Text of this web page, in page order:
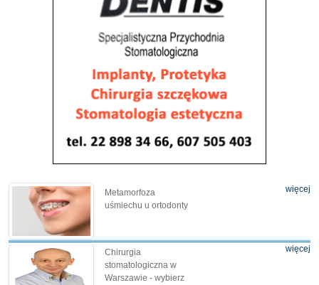
Metamorfoza
uśmiechu u ortodonty
więcej
Chirurgia
stomatologiczna w
Warszawie - wybierz
więcej